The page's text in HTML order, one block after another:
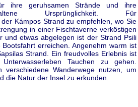
ihre geruhsamen Strände und ihre
Ursprünglichkeit. Für
Kámpos Strand zu empfehlen, wo Sie
in einer Fischtaverne verköstigen
und etwas abgelegen ist der Strand Psili
erreichen. Angenehm warm ist
Strand. Ein freudvolles Erlebnis ist
Tauchen zu gehen.
verschiedene Wanderwege nutzen, um
die Natur der Insel zu erkunden.